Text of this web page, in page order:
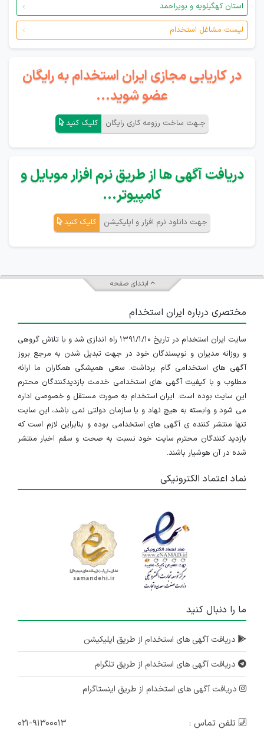
استان کهگیلویه و بویراحمد
لیست مشاغل استخدام
در کاریابی مجازی ایران استخدام به رایگان
عضو شوید...
جـهت ساخت رزومه کاری رایگان کلیک کنید
دریافت آگهی ها از طریق نرم افزار موبایل و
کامپیوتر...
جهت دانلود نرم افزار و اپلیکیشن کلیک کنید
ابتدای صفحه
مختصری درباره ایران استخدام
سایت ایران استخدام در تاریخ ۱۳۹۱/۱/۱۰ راه اندازی شد و با تلاش گروهی
و روزانه مدیران و نویسندگان خود در جهت تبدیل شدن به مرجع بروز
آگهی های استخدامی گام برداشت. سعی همیشگی همکاران ما ارائه
مطلوب و با کیفیت آگهی های استخدامی خدمت بازدیدکنندگان محترم
این سایت بوده است. ایران استخدام به صورت مستقل و خصوصی اداره
می شود و وابسته به هیچ نهاد و یا سازمان دولتی نمی باشد، این سایت
تنها منتشر کننده ی آگهی های استخدامی بوده و بنابراین لازم است که
بازدید کنندگان محترم سایت خود نسبت به صحت و سقم اخبار منتشر
شده در آن هوشیار باشند.
نماد اعتماد الکترونیکی
ما را دنبال کنید
دریافت آگهی های استخدام از طریق اپلیکیشن
دریافت آگهی های استخدام از طریق تلگرام
دریافت آگهی های استخدام از طریق اینستاگرام
تلفن تماس : ۰۲۱-۹۱۳۰۰۰۱۳